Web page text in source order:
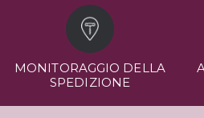
MONITORAGGIO DELLA
SPEDIZIONE